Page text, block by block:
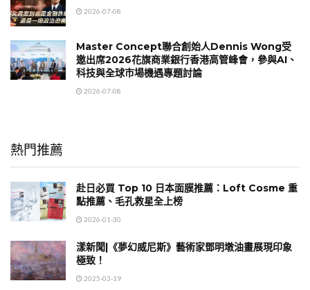
2026-07-08
Master Concept聯合創始人Dennis Wong受
邀出席2026花旗商業銀行香港高管峰會，參與AI、
科技與全球市場機遇專題討論
2026-07-08
熱門推薦
赴日必買 Top 10 日本面膜推薦：Loft Cosme 重
點推薦、毛孔救星全上榜
2026-01-30
漾新聞|《夢幻威尼斯》藝術家鄧明墩油畫展現印象
極致！
2025-03-19